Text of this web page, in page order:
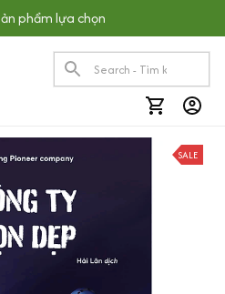
phẩm lựa chọn
SALE